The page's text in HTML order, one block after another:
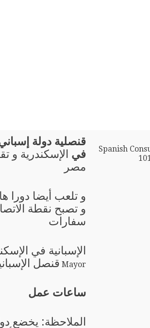
Spanish
قنصلية دولة
في الإسكندرية و
مصر
و تلعب أيضا دورا
و تصبح نقطة
سفارات
الإسبانية في
Mayor قنصل
ساعات عمل
الملاحظة: يخضع